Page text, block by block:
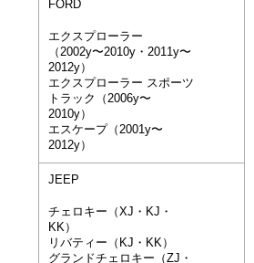
FORD
エクスプローラー
（2002y〜2010y・2011y〜
2012y）
エクスプローラー スポーツ
トラック（2006y〜
2010y）
エスケープ（2001y〜
2012y）
JEEP
チェロキー（XJ・KJ・
KK）
リバティー（KJ・KK）
グランドチェロキー（ZJ・